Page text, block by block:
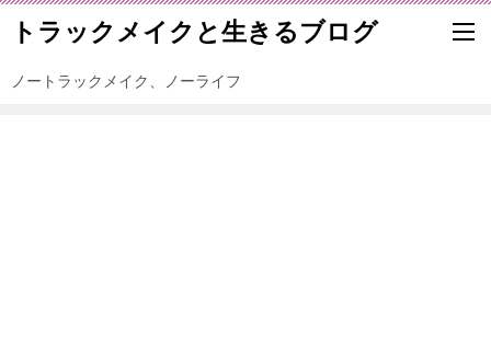
トラックメイクと生きるブログ
ノートラックメイク、ノーライフ